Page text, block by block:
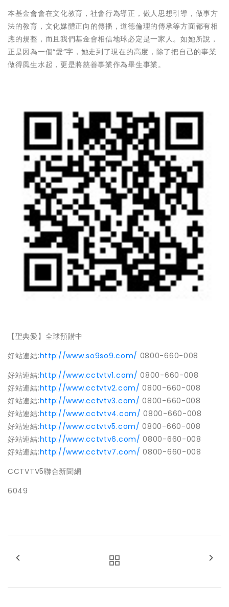
本基金會會在文化教育，社會行為導正，做人思想引導，做事方
法的教育，文化媒體正向的傳播，道德倫理的傳承等方面都有相
應的規整，而且我們基金會相信地球必定是一家人。如她所說，
正是因為一個“愛”字，她走到了現在的高度，除了把自己的事業
做得風生水起，更是將慈善事業作為畢生事業。
【聖典愛】全球預購中
好站連結:http://www.so9so9.com/ 0800-660-008
好站連結:http://www.cctvtv1.com/ 0800-660-008
好站連結:http://www.cctvtv2.com/ 0800-660-008
好站連結:http://www.cctvtv3.com/ 0800-660-008
好站連結:http://www.cctvtv4.com/ 0800-660-008
好站連結:http://www.cctvtv5.com/ 0800-660-008
好站連結:http://www.cctvtv6.com/ 0800-660-008
好站連結:http://www.cctvtv7.com/ 0800-660-008
CCTVTV5聯合新聞網
6049